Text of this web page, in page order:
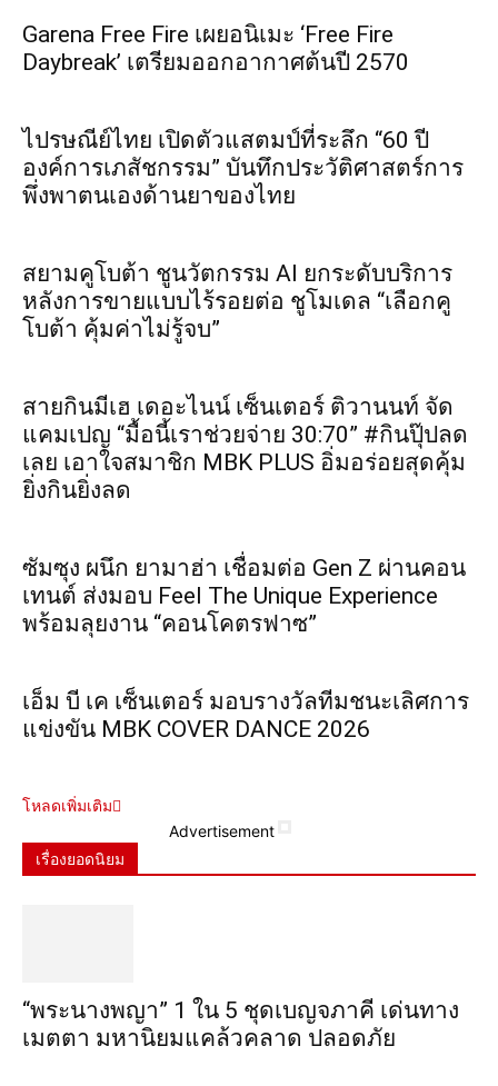
Garena Free Fire เผยอนิเมะ ‘Free Fire
Daybreak’ เตรียมออกอากาศต้นปี 2570
ไปรษณีย์ไทย เปิดตัวแสตมป์ที่ระลึก “60 ปี
องค์การเภสัชกรรม” บันทึกประวัติศาสตร์การ
พึ่งพาตนเองด้านยาของไทย
สยามคูโบต้า ชูนวัตกรรม AI ยกระดับบริการ
หลังการขายแบบไร้รอยต่อ ชูโมเดล “เลือกคู
โบต้า คุ้มค่าไม่รู้จบ”
สายกินมีเฮ เดอะไนน์ เซ็นเตอร์ ติวานนท์ จัด
แคมเปญ “มื้อนี้เราช่วยจ่าย 30:70” #กินปุ๊ปลด
เลย เอาใจสมาชิก MBK PLUS อิ่มอร่อยสุดคุ้ม
ยิ่งกินยิ่งลด
ซัมซุง ผนึก ยามาฮ่า เชื่อมต่อ Gen Z ผ่านคอน
เทนต์ ส่งมอบ Feel The Unique Experience
พร้อมลุยงาน “คอนโคตรฟาซ”
เอ็ม บี เค เซ็นเตอร์ มอบรางวัลทีมชนะเลิศการ
แข่งขัน MBK COVER DANCE 2026
โหลดเพิ่มเติม
Advertisement
เรื่องยอดนิยม
“พระ​นาง​พญา” 1 ใน 5​ ชุดเบญจ​ภาคี​ เด่นทาง
เมตตา​ มหา​นิยม​แคล้วคลาด​ ปลอดภัย​